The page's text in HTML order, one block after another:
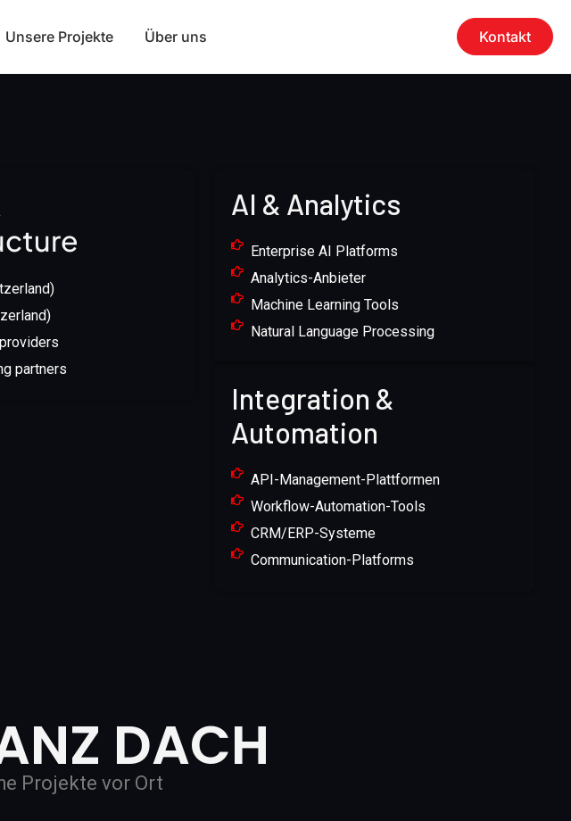
Unsere Projekte Über uns Kontakt
partners
AI & Analytics
Enterprise AI Platforms
Analytics-Anbieter
Machine Learning Tools
Natural Language Processing
Integration &
Automation
API-Management-Plattformen
Workflow-Automation-Tools
CRM/ERP-Systeme
Communication-Platforms
DACH
Projekte vor Ort